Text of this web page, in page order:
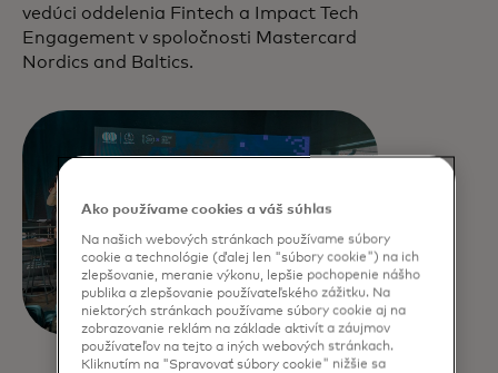
vedúci oddelenia Fintech a Impact Tech
Engagement v spoločnosti Mastercard
Nordics and Baltics.
Ako používame cookies a váš súhlas
Na našich webových stránkach používame súbory
cookie a technológie (ďalej len "súbory cookie") na ich
zlepšovanie, meranie výkonu, lepšie pochopenie nášho
publika a zlepšovanie používateľského zážitku. Na
niektorých stránkach používame súbory cookie aj na
zobrazovanie reklám na základe aktivít a záujmov
používateľov na tejto a iných webových stránkach.
Kliknutím na "Spravovať súbory cookie" nižšie sa